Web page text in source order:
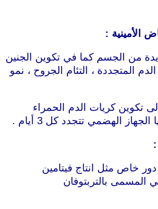
الأمينية :
من الجسم كما في تكوين الجنين
المتجددة ، التئام الجروح ، نمو
إلى تكوين كريات الدم الحمراء
:
خاص مثل انتاج فيتامين
المسمى بالتربتوفان